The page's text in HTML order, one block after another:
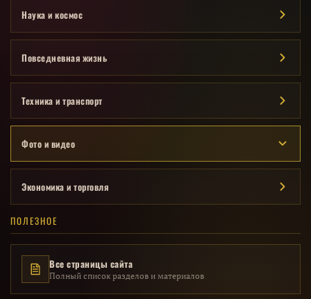
Наука и космос
Повседневная жизнь
Техника и транспорт
Фото и видео
Экономика и торговля
ПОЛЕЗНОЕ
Все страницы сайта
Полный список разделов и материалов